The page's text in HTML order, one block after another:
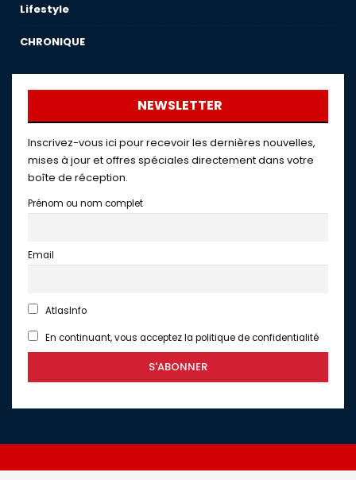
Lifestyle
CHRONIQUE
NEWSLETTER
Inscrivez-vous ici pour recevoir les dernières nouvelles,
mises à jour et offres spéciales directement dans votre
boîte de réception.
Prénom ou nom complet
Email
AtlasInfo
En continuant, vous acceptez la politique de confidentialité